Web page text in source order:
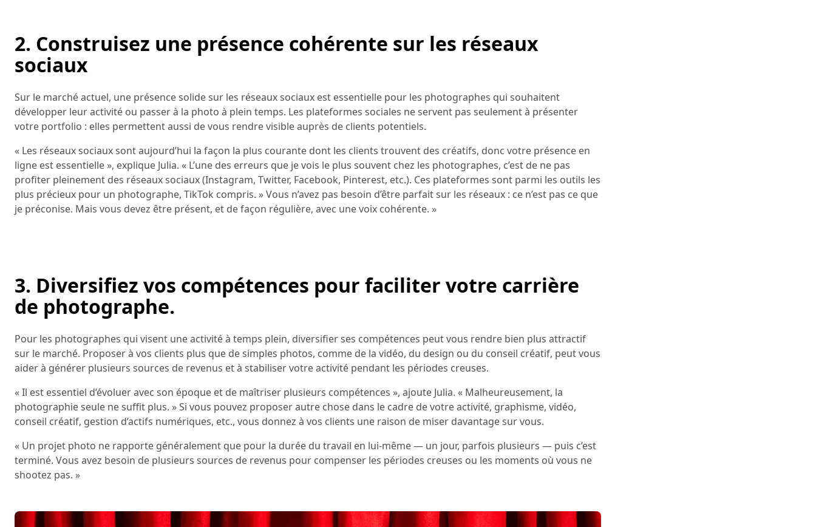
2. Construisez une présence cohérente sur les réseaux
sociaux
Sur le marché actuel, une présence solide sur les réseaux sociaux est essentielle pour les photographes qui souhaitent
développer leur activité ou passer à la photo à plein temps. Les plateformes sociales ne servent pas seulement à présenter
votre portfolio : elles permettent aussi de vous rendre visible auprès de clients potentiels.
« Les réseaux sociaux sont aujourd’hui la façon la plus courante dont les clients trouvent des créatifs, donc votre présence en
ligne est essentielle », explique Julia. « L’une des erreurs que je vois le plus souvent chez les photographes, c’est de ne pas
profiter pleinement des réseaux sociaux (Instagram, Twitter, Facebook, Pinterest, etc.). Ces plateformes sont parmi les outils les
plus précieux pour un photographe, TikTok compris. » Vous n’avez pas besoin d’être parfait sur les réseaux : ce n’est pas ce que
je préconise. Mais vous devez être présent, et de façon régulière, avec une voix cohérente. »
3. Diversifiez vos compétences pour faciliter votre carrière
de photographe.
Pour les photographes qui visent une activité à temps plein, diversifier ses compétences peut vous rendre bien plus attractif
sur le marché. Proposer à vos clients plus que de simples photos, comme de la vidéo, du design ou du conseil créatif, peut vous
aider à générer plusieurs sources de revenus et à stabiliser votre activité pendant les périodes creuses.
« Il est essentiel d’évoluer avec son époque et de maîtriser plusieurs compétences », ajoute Julia. « Malheureusement, la
photographie seule ne suffit plus. » Si vous pouvez proposer autre chose dans le cadre de votre activité, graphisme, vidéo,
conseil créatif, gestion d’actifs numériques, etc., vous donnez à vos clients une raison de miser davantage sur vous.
« Un projet photo ne rapporte généralement que pour la durée du travail en lui-même — un jour, parfois plusieurs — puis c’est
terminé. Vous avez besoin de plusieurs sources de revenus pour compenser les périodes creuses ou les moments où vous ne
shootez pas. »